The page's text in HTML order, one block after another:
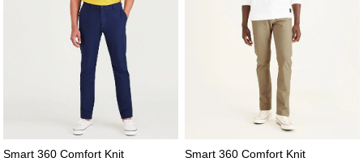
Smart 360 Comfort Knit
Smart 360 Comfort Knit